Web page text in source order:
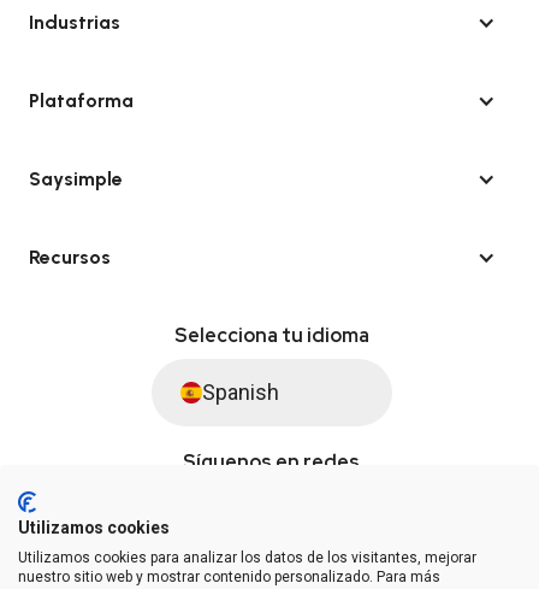
Industrias
Plataforma
Saysimple
Recursos
Selecciona tu idioma
Spanish
Síguenos en redes
© Saysimple S.L. 2026 · Plataforma de automatización de WhatsApp
Utilizamos cookies
Utilizamos cookies para analizar los datos de los visitantes, mejorar
nuestro sitio web y mostrar contenido personalizado. Para más